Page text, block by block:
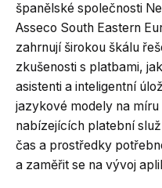
španělské společnosti
Asseco South Eastern
zahrnují širokou škálu
zkušenosti s platbami,
asistenti a inteligentní
jazykové modely na
nabízejících platební
čas a prostředky
a zaměřit se na vývoj